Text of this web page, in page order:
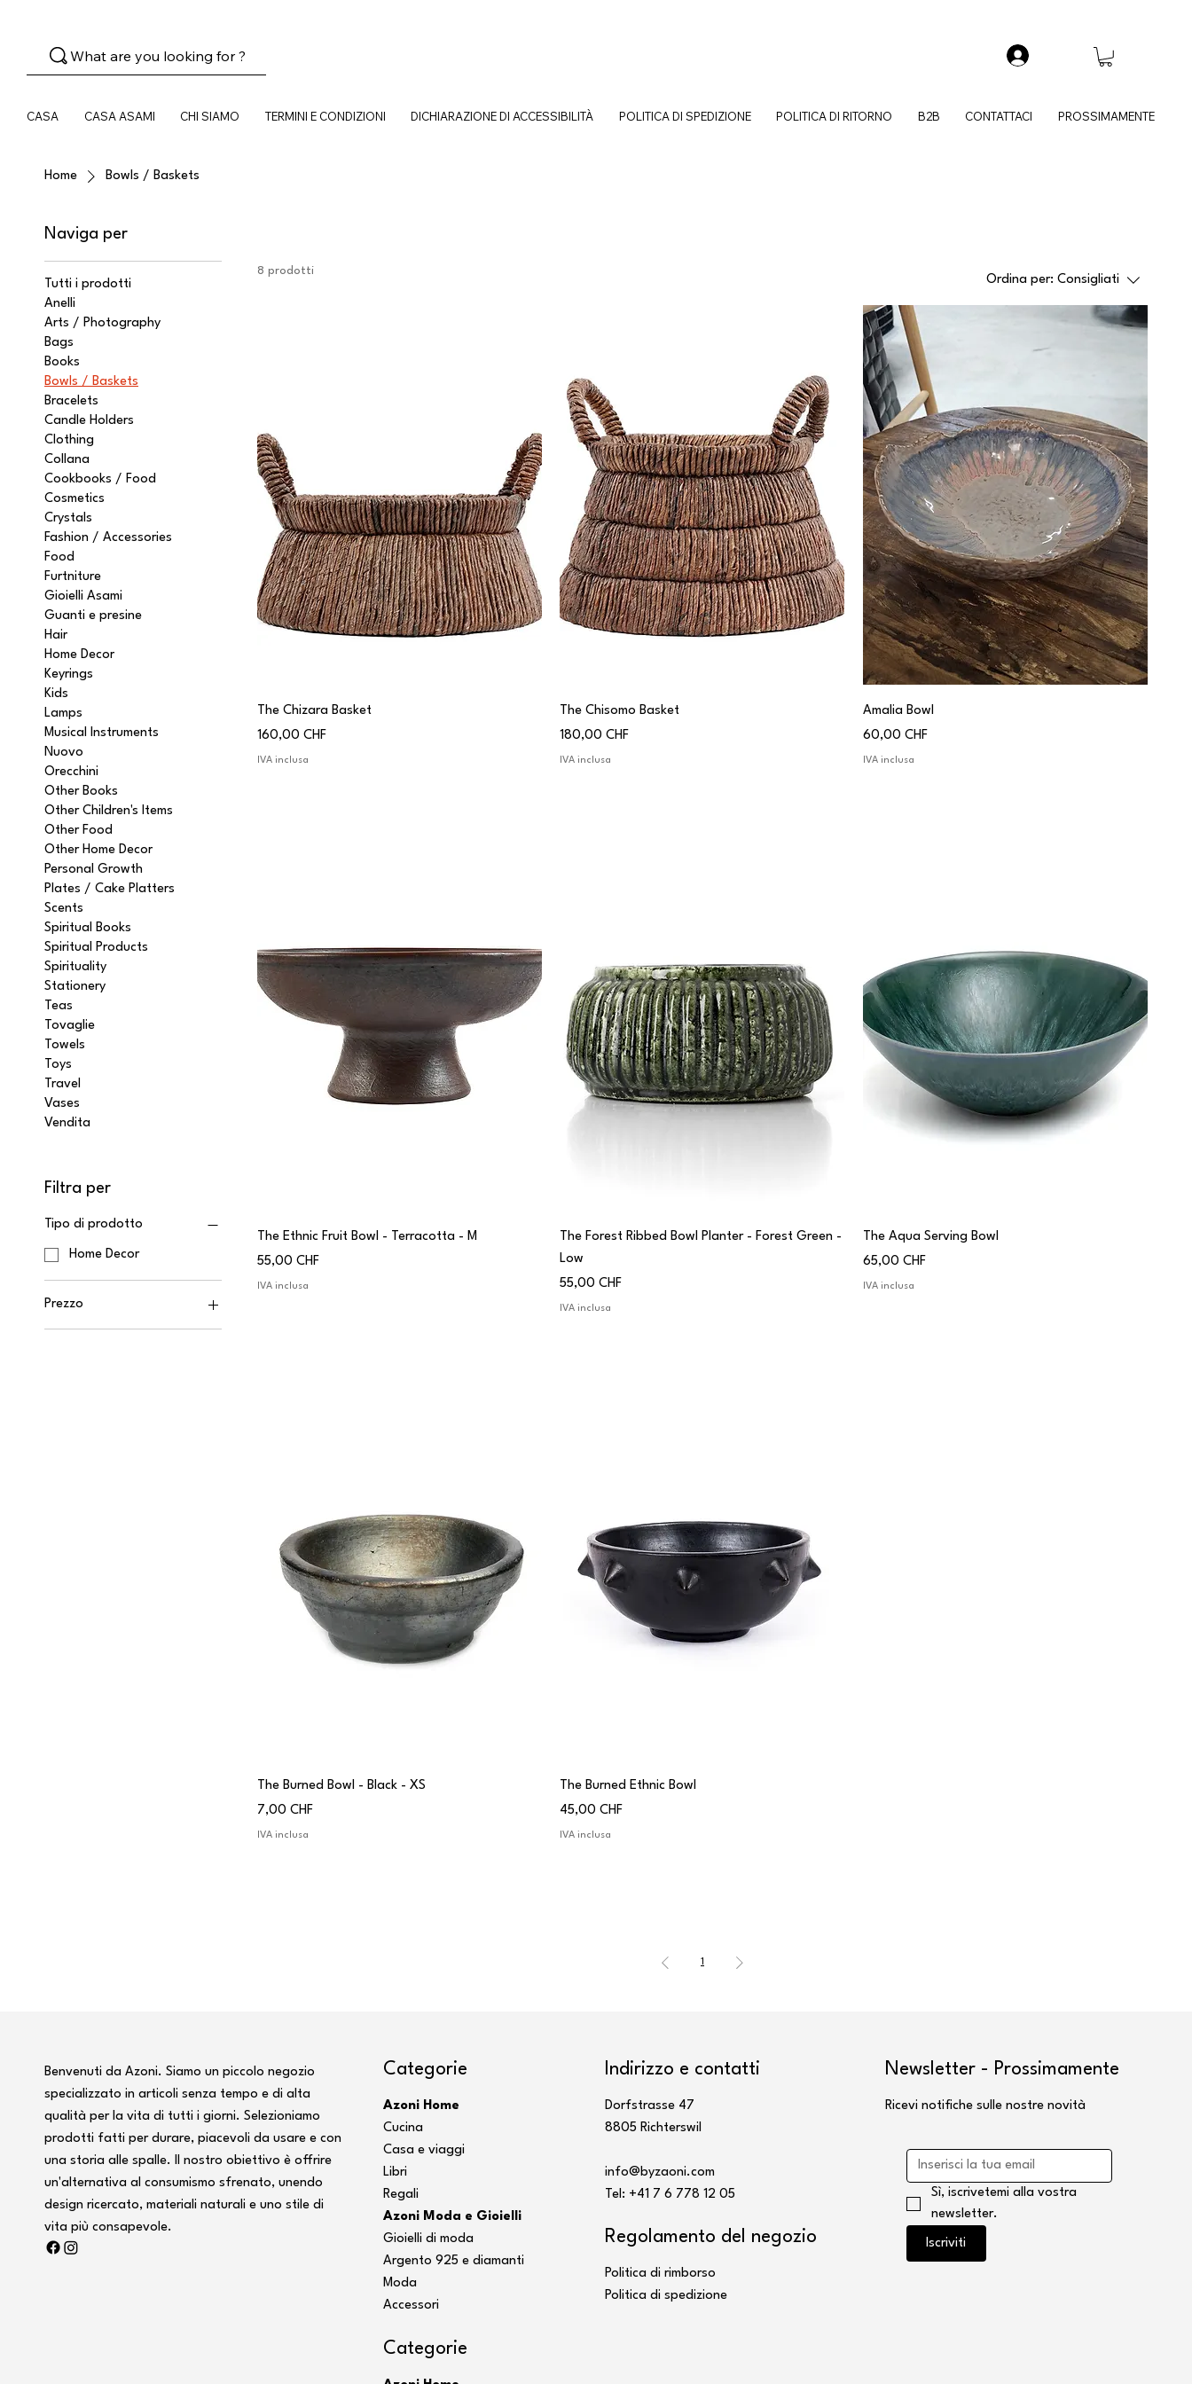
What are you looking for ?
CASA CASA ASAMI CHI SIAMO TERMINI E CONDIZIONI DICHIARAZIONE DI ACCESSIBILITÀ POLITICA DI SPEDIZIONE POLITICA DI RITORNO B2B CONTATTACI PROSSIMAMENTE
Home Bowls / Baskets
Naviga per
Tutti i prodotti
Anelli
Arts / Photography
Bags
Books
Bowls / Baskets
Bracelets
Candle Holders
Clothing
Collana
Cookbooks / Food
Cosmetics
Crystals
Fashion / Accessories
Food
Furtniture
Gioielli Asami
Guanti e presine
Hair
Home Decor
Keyrings
Kids
Lamps
Musical Instruments
Nuovo
Orecchini
Other Books
Other Children's Items
Other Food
Other Home Decor
Personal Growth
Plates / Cake Platters
Scents
Spiritual Books
Spiritual Products
Spirituality
Stationery
Teas
Tovaglie
Towels
Toys
Travel
Vases
Vendita
Filtra per
Tipo di prodotto
Home Decor
Prezzo
8 prodotti
Ordina per: Consigliati
The Chizara Basket
Prezzo
160,00 CHF
IVA inclusa
The Chisomo Basket
Prezzo
180,00 CHF
IVA inclusa
Amalia Bowl
Prezzo
60,00 CHF
IVA inclusa
The Ethnic Fruit Bowl - Terracotta - M
Prezzo
55,00 CHF
IVA inclusa
The Forest Ribbed Bowl Planter - Forest Green -
Low
Prezzo
55,00 CHF
IVA inclusa
The Aqua Serving Bowl
Prezzo
65,00 CHF
IVA inclusa
The Burned Bowl - Black - XS
Prezzo
7,00 CHF
IVA inclusa
The Burned Ethnic Bowl
Prezzo
45,00 CHF
IVA inclusa
1
Benvenuti da Azoni. Siamo un piccolo negozio
specializzato in articoli senza tempo e di alta
qualità per la vita di tutti i giorni. Selezioniamo
prodotti fatti per durare, piacevoli da usare e con
una storia alle spalle. Il nostro obiettivo è offrire
un'alternativa al consumismo sfrenato, unendo
design ricercato, materiali naturali e uno stile di
vita più consapevole.
Categorie
Azoni Home
Cucina
Casa e viaggi
Libri
Regali
Azoni Moda e Gioielli
Gioielli di moda
Argento 925 e diamanti
Moda
Accessori
Categorie
Indirizzo e contatti
Dorfstrasse 47
8805 Richterswil
info@byzaoni.com
Tel: +41 7 6 778 12 05
Regolamento del negozio
Politica di rimborso
Politica di spedizione
Newsletter - Prossimamente
Ricevi notifiche sulle nostre novità
Sì, iscrivetemi alla vostra
newsletter.
Iscriviti